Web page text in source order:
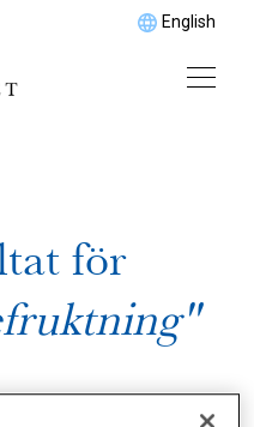
English
för